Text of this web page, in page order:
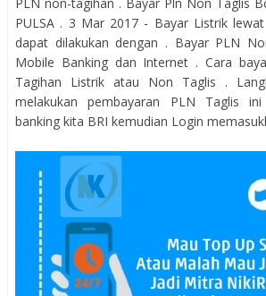
PULSA . 3 Mar 2017 - Bayar Listrik
dapat dilakukan dengan . Bayar PLN
Mobile Banking dan Internet . Cara
Tagihan Listrik atau Non Taglis .
melakukan pembayaran PLN Taglis
banking kita BRI kemudian Login